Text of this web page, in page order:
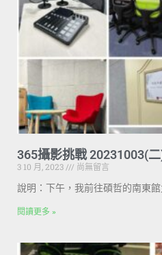
365攝影挑戰 20231003(
3 10 月, 2023
尚無留言
說明：下午，我前往碩哲的南東
閱讀更多 »